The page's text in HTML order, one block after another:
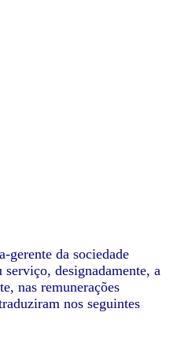
da sociedade
serviço, designadamente, a
nas remunerações
nos seguintes